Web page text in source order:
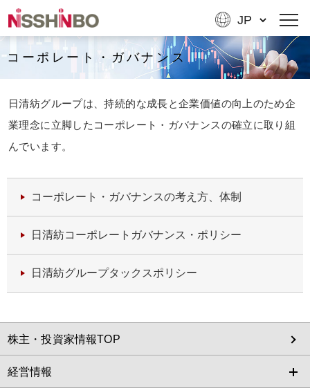
コーポレート・ガバナンス
日清紡グループは、持続的な成長と企業価値の向上のため企
業理念に立脚したコーポレート・ガバナンスの確立に取り組
んでいます。
コーポレート・ガバナンスの考え方、体制
日清紡コーポレートガバナンス・ポリシー
日清紡グループタックスポリシー
株主・投資家情報TOP
経営情報